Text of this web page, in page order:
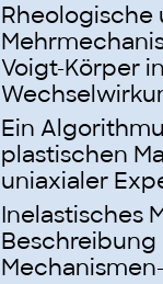
Rheologische
Voigt-Körper
Ein
plastischen
uniaxialer
Inelastisches
Beschreibung